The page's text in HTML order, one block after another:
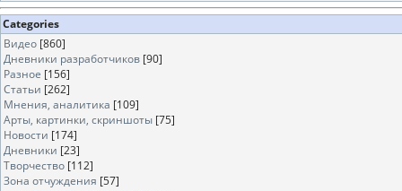
Categories
Видео [860]
Дневники разработчиков [90]
Разное [156]
Статьи [262]
Мнения, аналитика [109]
Арты, картинки, скриншоты [75]
Новости [174]
Дневники [23]
Творчество [112]
Зона отчуждения [57]